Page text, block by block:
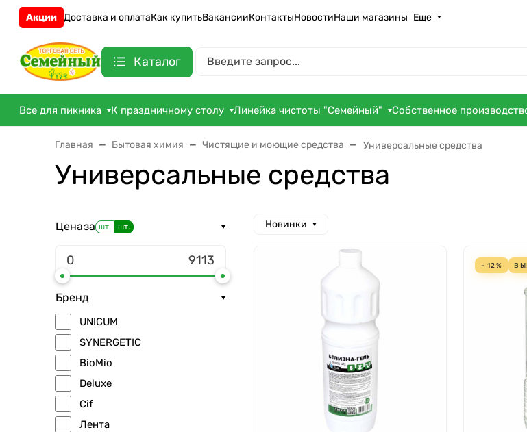
Акции Доставка и оплатаКак купитьВакансииКонтактыНовостиНаши магазины Еще
Каталог
Все для пикника К праздничному столу Линейка чистоты "Семейный" Собственное
Главная Бытовая химия Чистящие и моющие средства Универсальные средства
Универсальные средства
Ценаза шт. шт.
Бренд
UNICUM
SYNERGETIC
BioMio
Deluxe
Cif
Лента
Новинки
- 12%